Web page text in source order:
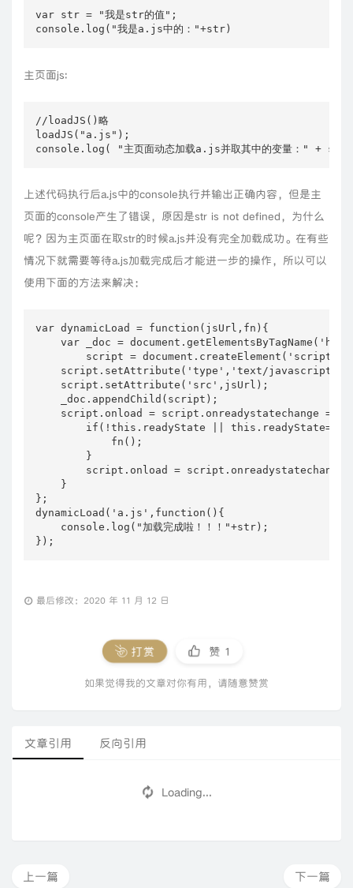
var str = "我是str的值";
主页面js:
//loadJS()略
loadJS("a.js");
console.log( "主页面动态加载a.js并取其中的变量：" +
上述代码执行后a.js中的console执行并输出正确内容，但是主
页面的console产生了错误，原因是str is not defined，为什么
呢？因为主页面在取str的时候a.js并没有完全加载成功。在有些
情况下就需要等待a.js加载完成后才能进一步的操作，所以可以
使用下面的方法来解决：
var dynamicLoad = function(jsUrl,fn){
var _doc =
        script = document.createElement('script');
    script.setAttribute('type','text/javascript');
    script.setAttribute('src',jsUrl);
    _doc.appendChild(script);
script.onload = script.onreadystatechange =
if(!this.readyState ||
            fn();
        }
script.onload = script.onreadystatechange
    }
};
dynamicLoad('a.js',function(){
    console.log("加载完成啦！！！"+str);
});
最后修改：2020 年 11 月 12 日
打赏 赞 1
如果觉得我的文章对你有用，请随意赞赏
文章引用 反向引用
Loading...
下一篇
上一篇